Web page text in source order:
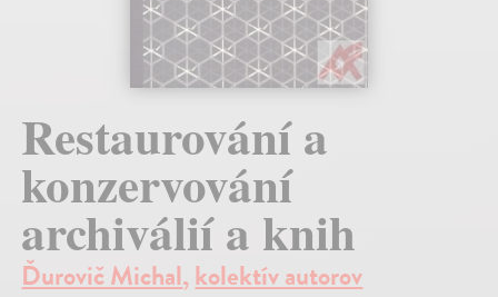
Restaurování a
konzervování
archiválií a knih
Ďurovič Michal,kolektív autorov